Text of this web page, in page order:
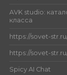
AVK studio:
класса
https://sovet-
https://sovet-
Spicy AI Chat